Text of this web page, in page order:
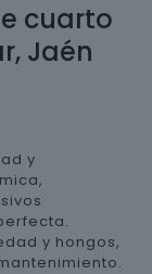
cuarto
Jaén
y
y hongos,